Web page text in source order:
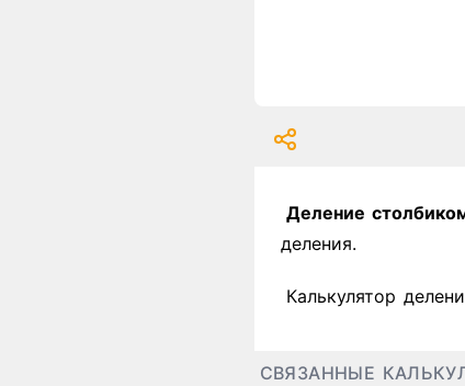
Деление
деления.
Калькулятор
СВЯЗАННЫЕ